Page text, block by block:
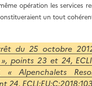
opération les services
un tout
du 25 octobre
points 23 et 24,
« Alpenchalets
24,